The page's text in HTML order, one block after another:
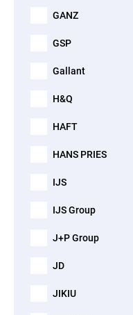
GANZ
GSP
Gallant
H&Q
HAFT
HANS PRIES
IJS
IJS Group
J+P Group
JD
JIKIU